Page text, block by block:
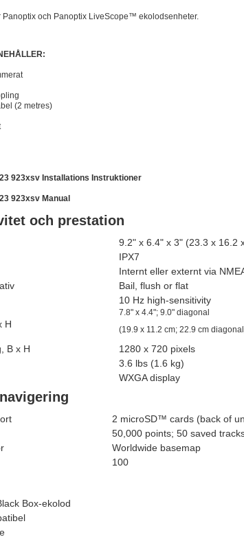
Panoptix och Panoptix LiveScope™ ekolodsenheter.
(2 metres)
923xsv Installations Instruktioner
923xsv Manual
och prestation
9.2" x 6.4" x 3" (23.3 x 16.2
IPX7
Internt eller externt via
Bail, flush or flat
10 Hz high-sensitivity
H
7.8" x 4.4"; 9.0" diagonal
(19.9 x 11.2 cm; 22.9 cm
B x H
1280 x 720 pixels
3.6 lbs (1.6 kg)
WXGA display
2 microSD™ cards (back of
50,000 points; 50 saved
Worldwide basemap
100
Box-ekolod